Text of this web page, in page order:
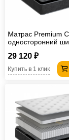
Матрас Premium
односторонний
29 120 ₽
Купить в 1 клик